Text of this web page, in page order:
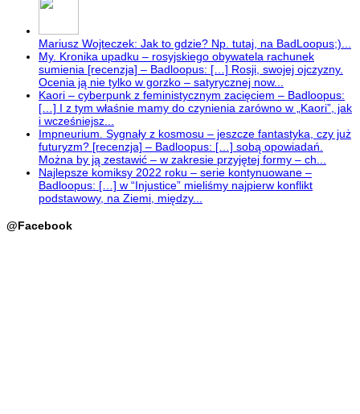
Mariusz Wojteczek: Jak to gdzie? Np. tutaj, na BadLoopus;)...
My. Kronika upadku – rosyjskiego obywatela rachunek
sumienia [recenzja] – Badloopus: […] Rosji, swojej ojczyzny.
Ocenia ją nie tylko w gorzko – satyrycznej now...
Kaori – cyberpunk z feministycznym zacięciem – Badloopus:
[…] I z tym właśnie mamy do czynienia zarówno w „Kaori”, jak
i wcześniejsz...
Impneurium. Sygnały z kosmosu – jeszcze fantastyka, czy już
futuryzm? [recenzja] – Badloopus: […] sobą opowiadań.
Można by ją zestawić – w zakresie przyjętej formy – ch...
Najlepsze komiksy 2022 roku – serie kontynuowane –
Badloopus: […] w “Injustice” mieliśmy najpierw konflikt
podstawowy, na Ziemi, między...
@Facebook